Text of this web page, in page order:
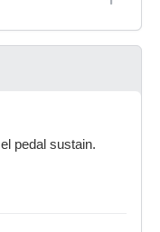
pedal sustain.